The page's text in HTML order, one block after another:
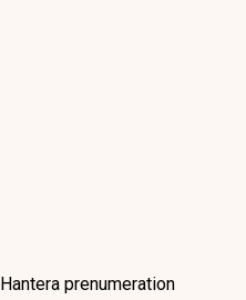
Hantera prenumeration